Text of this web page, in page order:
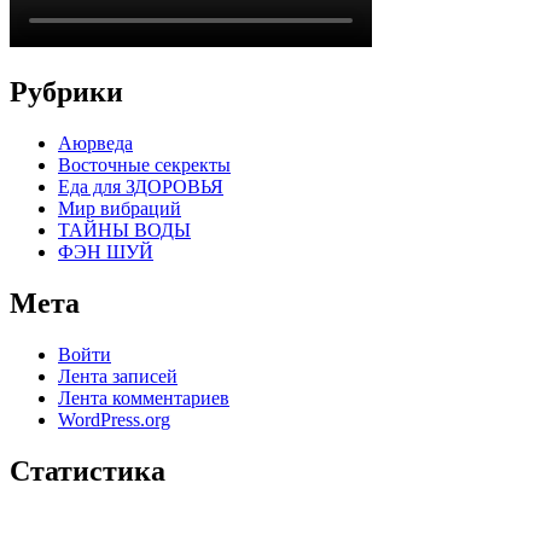
Рубрики
Аюрведа
Восточные секректы
Еда для ЗДОРОВЬЯ
Мир вибраций
ТАЙНЫ ВОДЫ
ФЭН ШУЙ
Мета
Войти
Лента записей
Лента комментариев
WordPress.org
Статистика